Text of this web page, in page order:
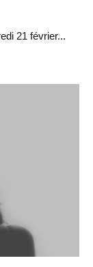
21 février...